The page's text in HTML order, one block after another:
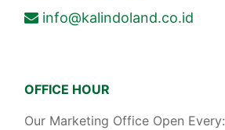
info@kalindoland.co.id
OFFICE HOUR
Our Marketing Office Open Every: